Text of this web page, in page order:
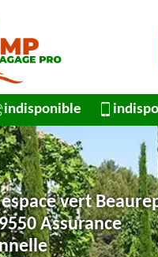
indisponible
vert
Assurance